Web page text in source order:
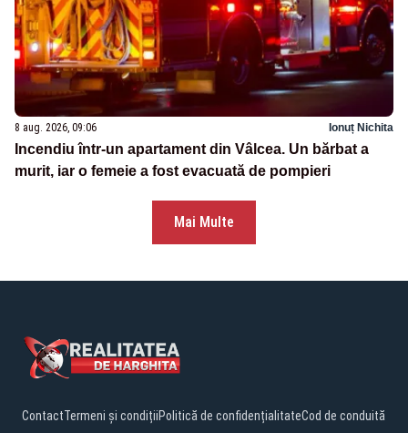
8 aug. 2026, 09:06 Ionuț Nichita
Incendiu într-un apartament din Vâlcea. Un bărbat a
murit, iar o femeie a fost evacuată de pompieri
Mai Multe
ContactTermeni și condițiiPolitică de confidențialitateCod de conduită